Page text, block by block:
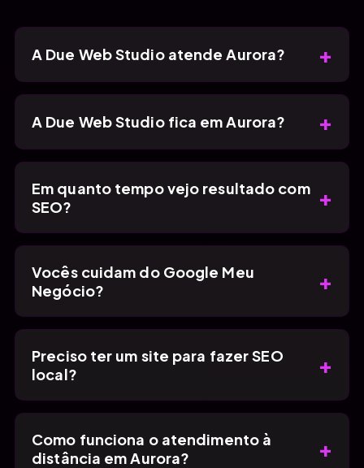
A Due Web Studio atende Aurora? +
A Due Web Studio fica em Aurora? +
Em quanto tempo vejo resultado com
SEO?
+
Vocês cuidam do Google Meu
Negócio?
+
Preciso ter um site para fazer SEO
local?
+
Como funciona o atendimento à
distância em Aurora?
+